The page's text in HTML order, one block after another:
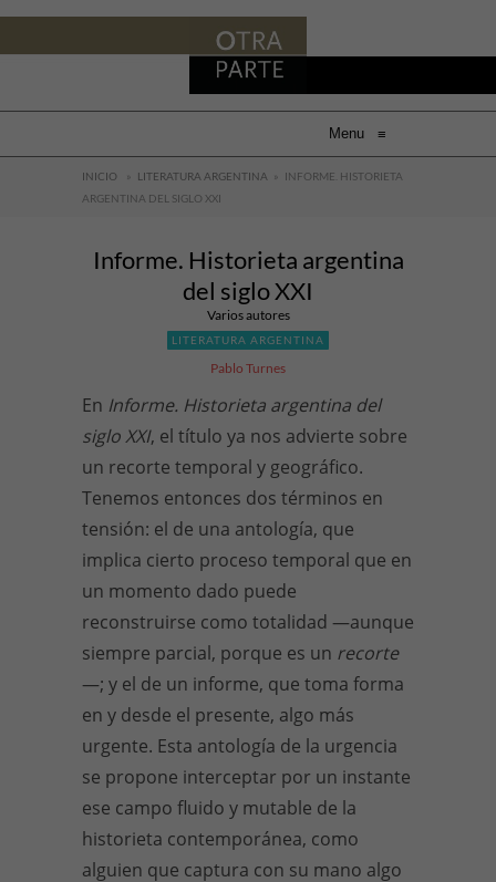
Menu ≡
INICIO » LITERATURA ARGENTINA » INFORME. HISTORIETA
ARGENTINA DEL SIGLO XXI
Informe. Historieta argentina
del siglo XXI
Varios autores
LITERATURA ARGENTINA
Pablo Turnes
En Informe. Historieta argentina del
siglo XXI, el título ya nos advierte sobre
un recorte temporal y geográfico.
Tenemos entonces dos términos en
tensión: el de una antología, que
implica cierto proceso temporal que en
un momento dado puede
reconstruirse como totalidad —aunque
siempre parcial, porque es un recorte
—; y el de un informe, que toma forma
en y desde el presente, algo más
urgente. Esta antología de la urgencia
se propone interceptar por un instante
ese campo fluido y mutable de la
historieta contemporánea, como
alguien que captura con su mano algo